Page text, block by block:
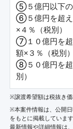
⑤５億円以下の
⑥５億円を超え
×４％（税別）
⑦１０億円を超
額×３％（税別）
⑧５０億円を超
別）
※譲渡希望額は税抜き価
※本案件情報は、公開
をもとに掲載しています
最新情報や詳細情報は